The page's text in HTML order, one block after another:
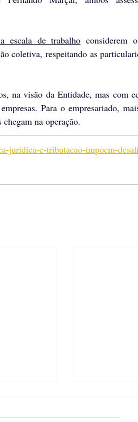
escala de trabalho considerem
coletiva, respeitando as
na visão da Entidade, mas com
Para o empresariado,
na operação.
juridica-e-tributacao-impoem-